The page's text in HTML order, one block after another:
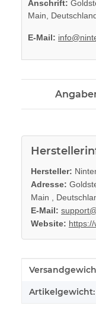
Anschrift:
Main,
E-Mail:
Hersteller:
Adresse:
Main ,
E-Mail:
Website:
Wert
Artikelgewicht: